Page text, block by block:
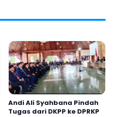
Andi Ali Syahbana Pindah
Tugas dari DKPP ke DPRKP